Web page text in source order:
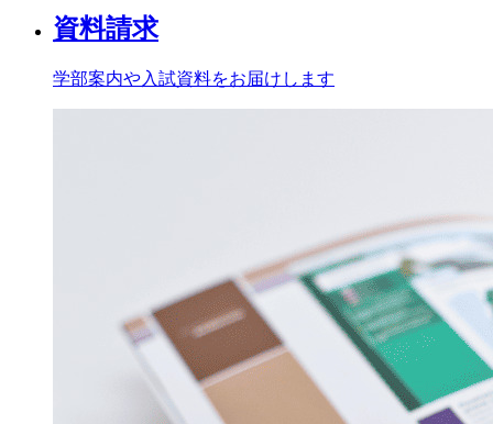
資料請求
学部案内や入試資料をお届けします